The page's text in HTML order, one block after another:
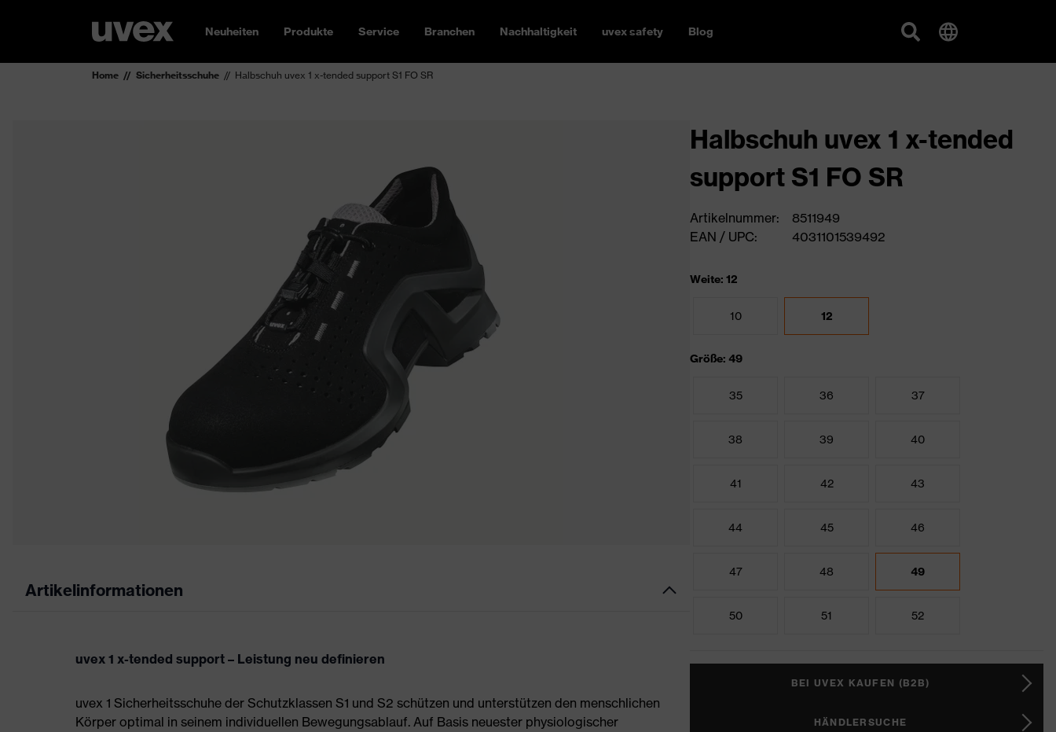
Neuheiten Produkte Service Branchen Nachhaltigkeit uvex safety Blog
Home Sicherheitsschuhe Halbschuh uvex 1 x-tended support S1 FO SR
Artikelinformationen
uvex 1 x-tended support – Leistung neu definieren
uvex 1 Sicherheitsschuhe der Schutzklassen S1 und S2 schützen und unterstützen den menschlichen
Körper optimal in seinem individuellen Bewegungsablauf. Auf Basis neuester physiologischer
Halbschuh uvex 1 x-tended
support S1 FO SR
Artikelnummer:
8511949
EAN / UPC:
4031101539492
Weite: 12
10 12
Größe: 49
35 36 37
38 39 40
41 42 43
44 45 46
47 48 49
50 51 52
BEI UVEX KAUFEN (B2B)
HÄNDLERSUCHE